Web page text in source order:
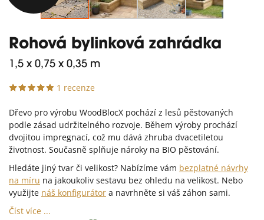
Rohová bylinková zahrádka
1,5 x 0,75 x 0,35 m
1 recenze
Dřevo pro výrobu WoodBlocX pochází z lesů pěstovaných
podle zásad udržitelného rozvoje. Během výroby prochází
dvojitou impregnací, což mu dává zhruba dvacetiletou
životnost. Současně splňuje nároky na BIO pěstování.
Hledáte jiný tvar či velikost? Nabízíme vám bezplatné návrhy
na míru na jakoukoliv sestavu bez ohledu na velikost. Nebo
využijte náš konfigurátor a navrhněte si váš záhon sami.
Číst více ...